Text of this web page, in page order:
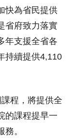
快為省民提供
省府致力落實
年支援全省各
持續提供4,110
程，將提供全
的課程提早一
。